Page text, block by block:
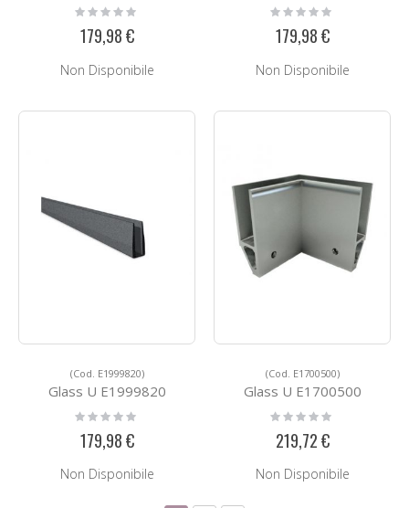
Rating:
179,98 €
Non Disponibile
Rating:
179,98 €
Non Disponibile
(Cod. E1999820)
Glass U E1999820
Rating:
0%
179,98 €
Non Disponibile
(Cod. E1700500)
Glass U E1700500
Rating:
0%
219,72 €
Non Disponibile